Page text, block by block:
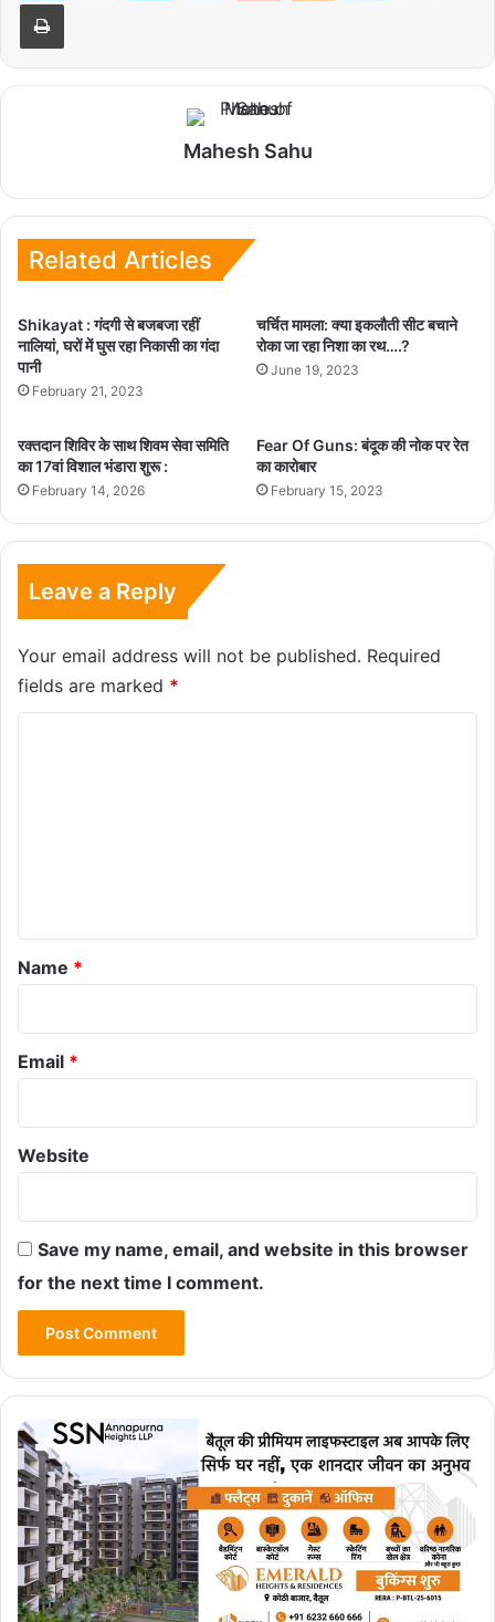
Mahesh Sahu
Related Articles
Shikayat : गंदगी से बजबजा रहीं
नालियां, घरों में घुस रहा निकासी का गंदा
पानी
February 21, 2023
चर्चित मामला: क्या इकलौती सीट बचाने
रोका जा रहा निशा का रथ….?
June 19, 2023
रक्तदान शिविर के साथ शिवम सेवा समिति
का 17वां विशाल भंडारा शुरू :
February 14, 2026
Fear Of Guns: बंदूक की नोक पर रेत
का कारोबार
February 15, 2023
Leave a Reply
Your email address will not be published. Required
fields are marked *
*
Name *
Email *
Website
Save my name, email, and website in this browser
for the next time I comment.